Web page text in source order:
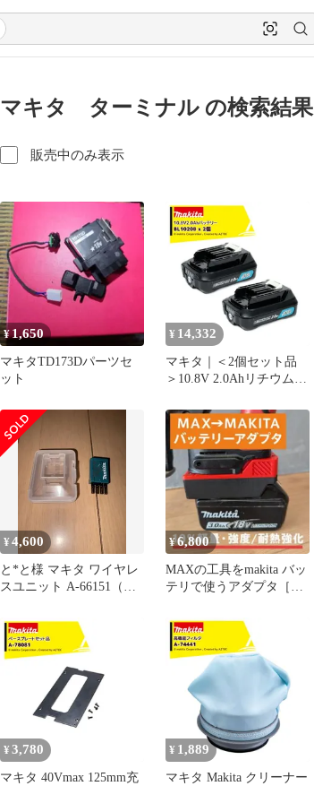
マキタ ターミナル の検索結果
販売中のみ表示
¥1,650
マキタTD173Dパーツセ
ット
¥ 14,332
マキタ｜＜2個セット品
＞10.8V 2.0Ahリチウムイ
BL1020B A-73075 残量表
示付
¥4,600
と*と様 マキタ ワイヤレ
スユニット A-66151（カ
¥6,800
MAXの工具をmakita バッ
テリで使うアダプタ［新
¥ 3,780
マキタ 40Vmax 125mm充
¥ 1,889
マキタ Makita クリーナー